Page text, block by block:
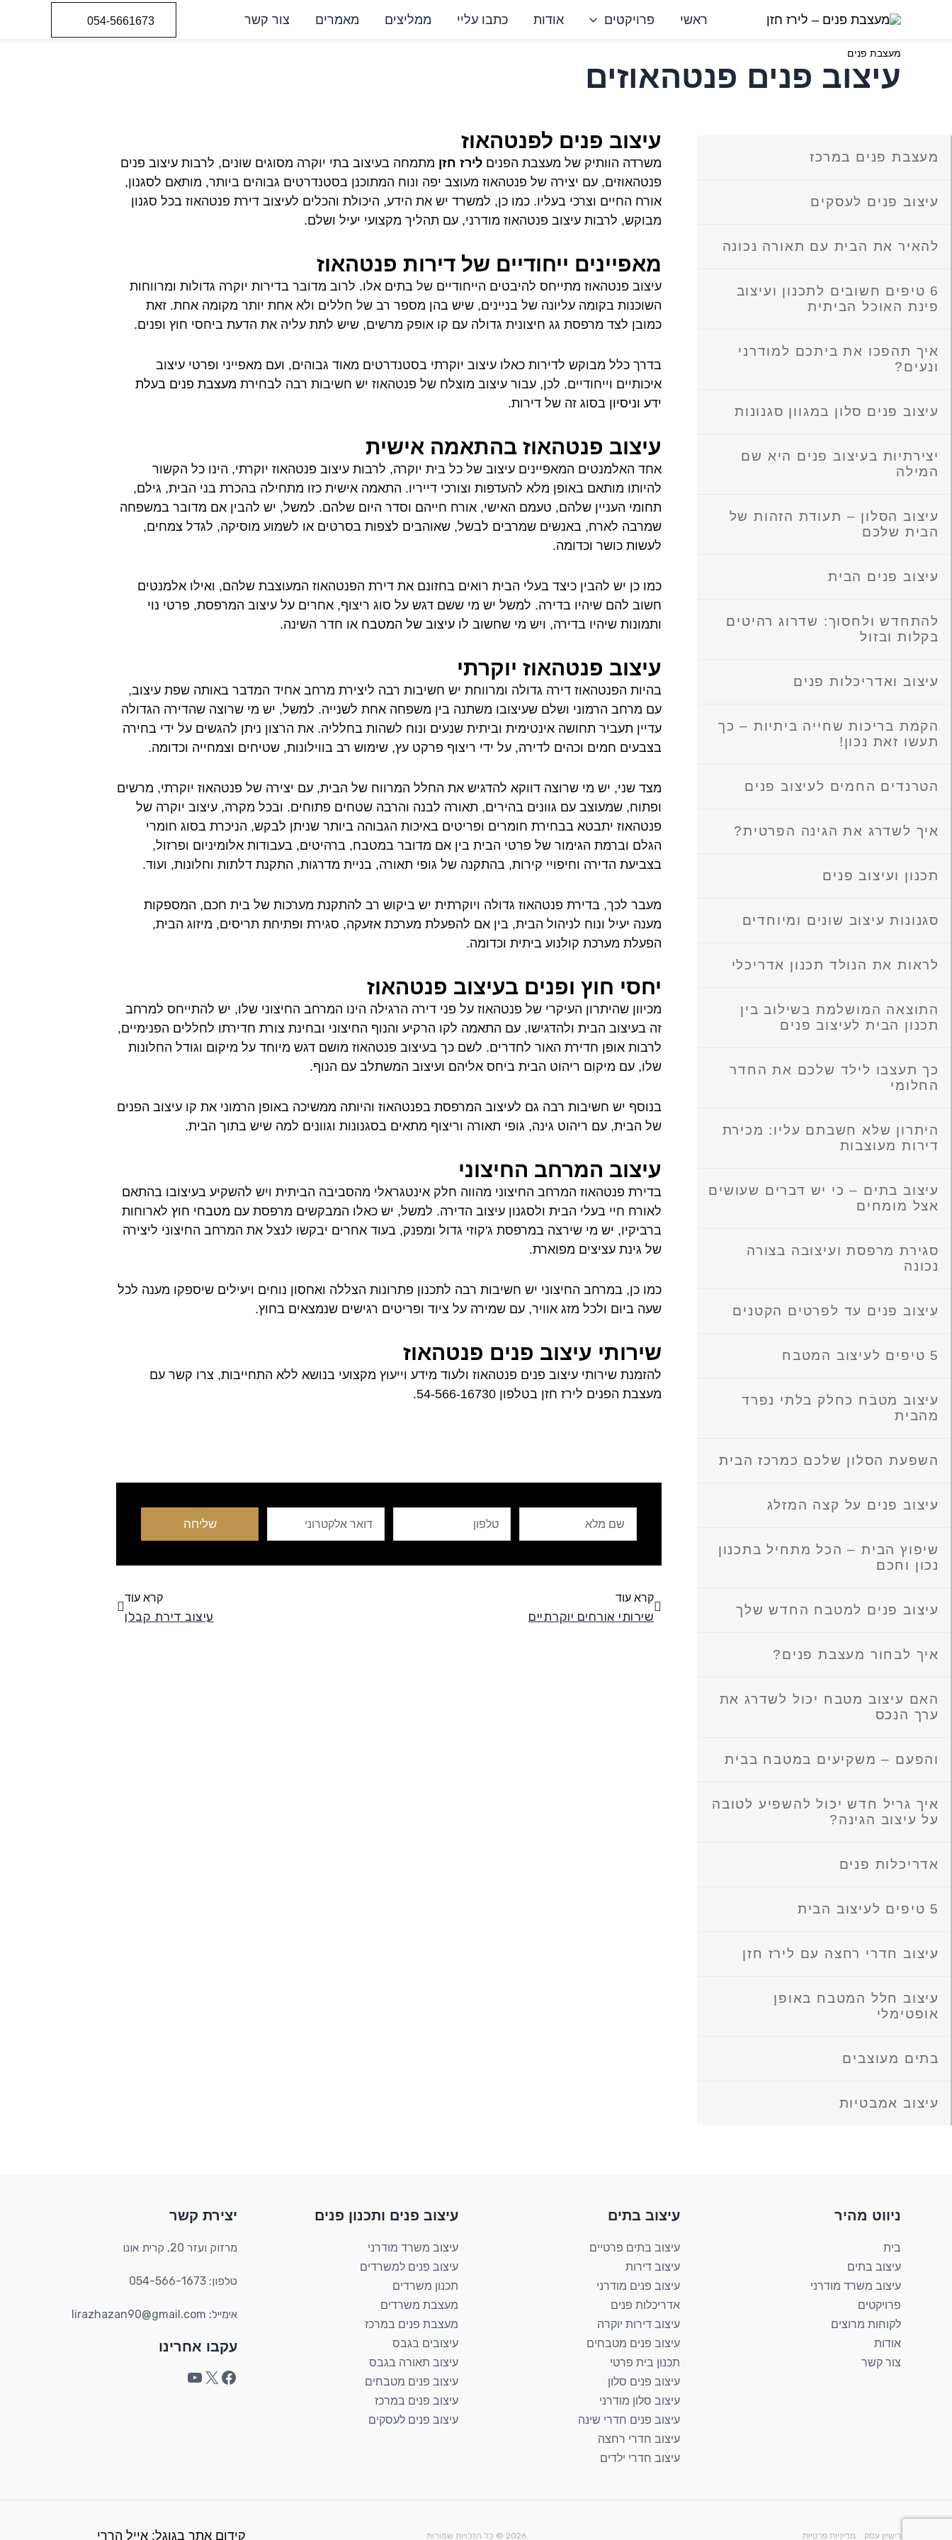
ראשי פרויקטים אודות כתבו עליי ממליצים מאמרים צור קשר 054-5661673
מעצבת פנים
עיצוב פנים פנטהאוזים
מעצבת פנים במרכז
עיצוב פנים לעסקים
להאיר את הבית עם תאורה נכונה
6 טיפים חשובים לתכנון ועיצוב
פינת האוכל הביתית
איך תהפכו את ביתכם למודרני
ונעים?
עיצוב פנים סלון במגוון סגנונות
יצירתיות בעיצוב פנים היא שם
המילה
עיצוב הסלון – תעודת הזהות של
הבית שלכם
עיצוב פנים הבית
להתחדש ולחסוך: שדרוג רהיטים
בקלות ובזול
עיצוב ואדריכלות פנים
הקמת בריכות שחייה ביתיות – כך
תעשו זאת נכון!
הטרנדים החמים לעיצוב פנים
איך לשדרג את הגינה הפרטית?
תכנון ועיצוב פנים
סגנונות עיצוב שונים ומיוחדים
לראות את הנולד תכנון אדריכלי
התוצאה המושלמת בשילוב בין
תכנון הבית לעיצוב פנים
כך תעצבו לילד שלכם את החדר
החלומי
היתרון שלא חשבתם עליו: מכירת
דירות מעוצבות
עיצוב בתים – כי יש דברים שעושים
אצל מומחים
סגירת מרפסת ועיצובה בצורה
נכונה
עיצוב פנים עד לפרטים הקטנים
5 טיפים לעיצוב המטבח
עיצוב מטבח כחלק בלתי נפרד
מהבית
השפעת הסלון שלכם כמרכז הבית
עיצוב פנים על קצה המזלג
שיפוץ הבית – הכל מתחיל בתכנון
נכון וחכם
עיצוב פנים למטבח החדש שלך
איך לבחור מעצבת פנים?
האם עיצוב מטבח יכול לשדרג את
ערך הנכס
והפעם – משקיעים במטבח בבית
איך גריל חדש יכול להשפיע לטובה
על עיצוב הגינה?
אדריכלות פנים
5 טיפים לעיצוב הבית
עיצוב חדרי רחצה עם לירז חזן
עיצוב חלל המטבח באופן
אופטימלי
בתים מעוצבים
עיצוב אמבטיות
עיצוב פנים לפנטהאוז
משרדה הוותיק של מעצבת הפנים לירז חזן מתמחה בעיצוב בתי יוקרה מסוגים שונים, לרבות עיצוב פנים
פנטהאוזים, עם יצירה של פנטהאוז מעוצב יפה ונוח המתוכנן בסטנדרטים גבוהים ביותר, מותאם לסגנון,
אורח החיים וצרכי בעליו. כמו כן, למשרד יש את הידע, היכולת והכלים לעיצוב דירת פנטהאוז בכל סגנון
מבוקש, לרבות עיצוב פנטהאוז מודרני, עם תהליך מקצועי יעיל ושלם.
מאפיינים ייחודיים של דירות פנטהאוז
עיצוב פנטהאוז מתייחס להיבטים הייחודיים של בתים אלו. לרוב מדובר בדירות יוקרה גדולות ומרווחות
השוכנות בקומה עליונה של בניינים, שיש בהן מספר רב של חללים ולא אחת יותר מקומה אחת. זאת
כמובן לצד מרפסת גג חיצונית גדולה עם קו אופק מרשים, שיש לתת עליה את הדעת ביחסי חוץ ופנים.
בדרך כלל מבוקש לדירות כאלו עיצוב יוקרתי בסטנדרטים מאוד גבוהים, ועם מאפייני ופרטי עיצוב
איכותיים וייחודיים. לכן, עבור עיצוב מוצלח של פנטהאוז יש חשיבות רבה לבחירת מעצבת פנים בעלת
ידע וניסיון בסוג זה של דירות.
עיצוב פנטהאוז בהתאמה אישית
אחד האלמנטים המאפיינים עיצוב של כל בית יוקרה, לרבות עיצוב פנטהאוז יוקרתי, הינו כל הקשור
להיותו מותאם באופן מלא להעדפות וצורכי דייריו. התאמה אישית כזו מתחילה בהכרת בני הבית, גילם,
תחומי העניין שלהם, טעמם האישי, אורח חייהם וסדר היום שלהם. למשל, יש להבין אם מדובר במשפחה
שמרבה לארח, באנשים שמרבים לבשל, שאוהבים לצפות בסרטים או לשמוע מוסיקה, לגדל צמחים,
לעשות כושר וכדומה.
כמו כן יש להבין כיצד בעלי הבית רואים בחזונם את דירת הפנטהאוז המעוצבת שלהם, ואילו אלמנטים
חשוב להם שיהיו בדירה. למשל יש מי ששם דגש על סוג ריצוף, אחרים על עיצוב המרפסת, פרטי נוי
ותמונות שיהיו בדירה, ויש מי שחשוב לו עיצוב של המטבח או חדר השינה.
עיצוב פנטהאוז יוקרתי
בהיות הפנטהאוז דירה גדולה ומרווחת יש חשיבות רבה ליצירת מרחב אחיד המדבר באותה שפת עיצוב,
עם מרחב הרמוני ושלם שעיצובו משתנה בין משפחה אחת לשנייה. למשל, יש מי שרוצה שהדירה הגדולה
עדיין תעביר תחושה אינטימית וביתית שנעים ונוח לשהות בחלליה. את הרצון ניתן להגשים על ידי בחירה
בצבעים חמים וכהים לדירה, על ידי ריצוף פרקט עץ, שימוש רב בווילונות, שטיחים וצמחייה וכדומה.
מצד שני, יש מי שרוצה דווקא להדגיש את החלל המרווח של הבית, עם יצירה של פנטהאוז יוקרתי, מרשים
ופתוח, שמעוצב עם גוונים בהירים, תאורה לבנה והרבה שטחים פתוחים. ובכל מקרה, עיצוב יוקרה של
פנטהאוז יתבטא בבחירת חומרים ופריטים באיכות הגבוהה ביותר שניתן לבקש, הניכרת בסוג חומרי
הגלם וברמת הגימור של פרטי הבית בין אם מדובר במטבח, ברהיטים, בעבודות אלומיניום ופרזול,
בצביעת הדירה וחיפויי קירות, בהתקנה של גופי תאורה, בניית מדרגות, התקנת דלתות וחלונות, ועוד.
מעבר לכך, בדירת פנטהאוז גדולה ויוקרתית יש ביקוש רב להתקנת מערכות של בית חכם, המספקות
מענה יעיל ונוח לניהול הבית, בין אם להפעלת מערכת אזעקה, סגירת ופתיחת תריסים, מיזוג הבית,
הפעלת מערכת קולנוע ביתית וכדומה.
יחסי חוץ ופנים בעיצוב פנטהאוז
מכיוון שהיתרון העיקרי של פנטהאוז על פני דירה הרגילה הינו המרחב החיצוני שלו, יש להתייחס למרחב
זה בעיצוב הבית ולהדגישו, עם התאמה לקו הרקיע והנוף החיצוני ובחינת צורת חדירתו לחללים הפנימיים,
לרבות אופן חדירת האור לחדרים. לשם כך בעיצוב פנטהאוז מושם דגש מיוחד על מיקום וגודל החלונות
שלו, עם מיקום ריהוט הבית ביחס אליהם ועיצוב המשתלב עם הנוף.
בנוסף יש חשיבות רבה גם לעיצוב המרפסת בפנטהאוז והיותה ממשיכה באופן הרמוני את קו עיצוב הפנים
של הבית, עם ריהוט גינה, גופי תאורה וריצוף מתאים בסגנונות וגוונים למה שיש בתוך הבית.
עיצוב המרחב החיצוני
בדירת פנטהאוז המרחב החיצוני מהווה חלק אינטגראלי מהסביבה הביתית ויש להשקיע בעיצובו בהתאם
לאורח חיי בעלי הבית ולסגנון עיצוב הדירה. למשל, יש כאלו המבקשים מרפסת עם מטבחי חוץ לארוחות
ברביקיו, יש מי שירצה במרפסת ג'קוזי גדול ומפנק, בעוד אחרים יבקשו לנצל את המרחב החיצוני ליצירה
של גינת עציצים מפוארת.
כמו כן, במרחב החיצוני יש חשיבות רבה לתכנון פתרונות הצללה ואחסון נוחים ויעילים שיספקו מענה לכל
שעה ביום ולכל מזג אוויר, עם שמירה על ציוד ופריטים רגישים שנמצאים בחוץ.
שירותי עיצוב פנים פנטהאוז
להזמנת שירותי עיצוב פנים פנטהאוז ולעוד מידע וייעוץ מקצועי בנושא ללא התחייבות, צרו קשר עם
מעצבת הפנים לירז חזן בטלפון 54-566-16730.
טלפון
שליחה
קרא עוד
שירותי אורחים יוקרתיים
קרא עוד
עיצוב דירת קבלן
ניווט מהיר
בית
עיצוב בתים
עיצוב משרד מודרני
פרויקטים
לקוחות מרוצים
אודות
צור קשר
עיצוב בתים​
עיצוב בתים פרטיים
עיצוב דירות
עיצוב פנים מודרני
אדריכלות פנים
עיצוב דירות יוקרה
עיצוב פנים מטבחים
תכנון בית פרטי
עיצוב פנים סלון
עיצוב סלון מודרני
עיצוב פנים חדרי שינה
עיצוב חדרי רחצה
עיצוב חדרי ילדים
עיצוב פנים ותכנון פנים​
עיצוב משרד מודרני
עיצוב פנים למשרדים
תכנון משרדים
מעצבת משרדים
מעצבת פנים במרכז
עיצובים בגבס
עיצוב תאורה בגבס
עיצוב פנים מטבחים
עיצוב פנים במרכז
עיצוב פנים לעסקים
יצירת קשר​
מרזוק ועזר 20, קרית אונו​
טלפון: 054-566-1673
אימייל: lirazhazan90@gmail.com
עקבו אחרינו
רישיון עסק מדיניות פרטיות 2026 © כל הזכויות שמורות קידום אתר בגוגל: אייל הררי